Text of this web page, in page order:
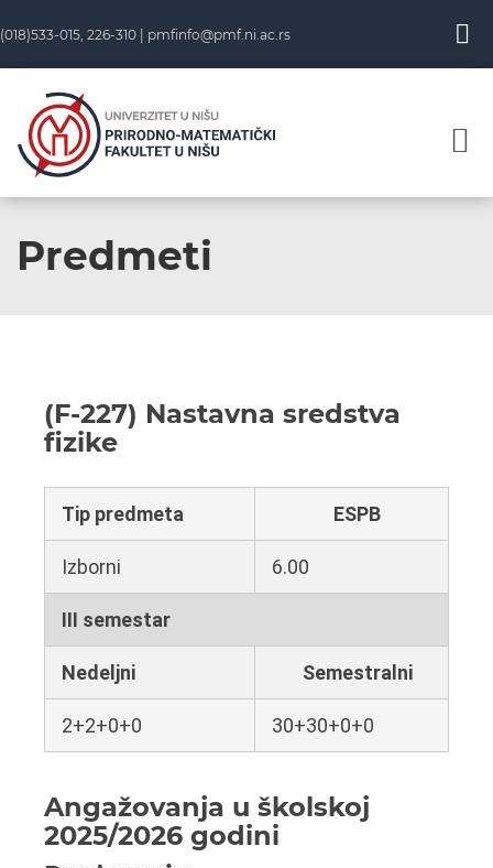
(018)533-015, 226-310 | pmfinfo@pmf.ni.ac.rs
Predmeti
(F-227) Nastavna sredstva
fizike
Tip predmeta ESPB
Izborni 6.00
III semestar
Nedeljni Semestralni
2+2+0+0 30+30+0+0
Angažovanja u školskoj
2025/2026 godini